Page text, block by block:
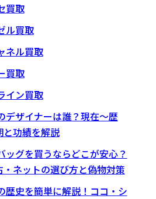
買取
ル買取
ネル買取
買取
イン買取
デザイナーは誰？現在〜歴
功績を解説
ッグを買うならどこが安心？
・ネットの選び方と偽物対策
歴史を簡単に解説！ココ・シ